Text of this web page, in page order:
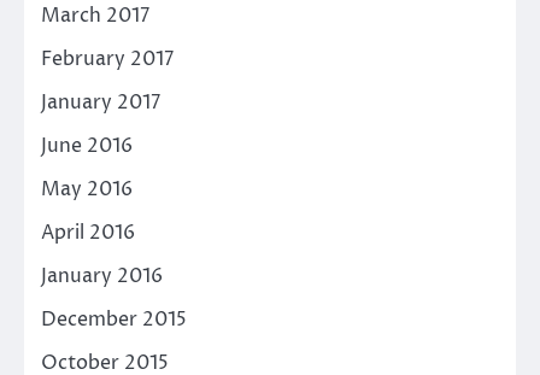
March 2017
February 2017
January 2017
June 2016
May 2016
April 2016
January 2016
December 2015
October 2015